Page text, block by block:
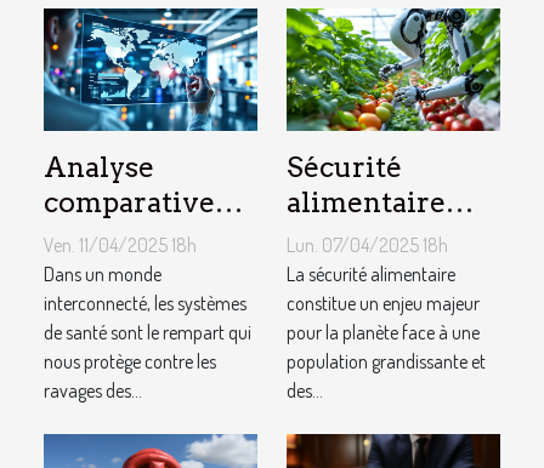
Analyse
comparative
des systèmes
de santé
mondiaux face
aux pandémies
Ven. 11/04/2025 18h
Dans un monde
interconnecté, les systèmes
de santé sont le rempart qui
nous protège contre les
ravages des...
Sécurité
alimentaire
défis et
innovations
technologiques
pour les
décennies à
Lun. 07/04/2025 18h
La sécurité alimentaire
constitue un enjeu majeur
pour la planète face à une
population grandissante et
des...